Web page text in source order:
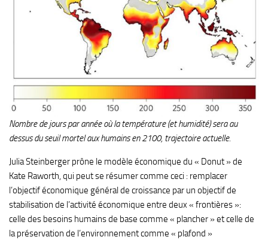
Nombre de jours par année où la température (et humidité) sera au
dessus du seuil mortel aux humains en 2100, trajectoire actuelle.
Julia Steinberger prône le modèle économique du « Donut » de
Kate Raworth, qui peut se résumer comme ceci : remplacer
l’objectif économique général de croissance par un objectif de
stabilisation de l’activité économique entre deux « frontières »:
celle des besoins humains de base comme « plancher » et celle de
la préservation de l’environnement comme « plafond »